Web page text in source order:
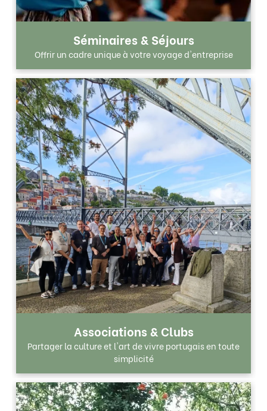
Séminaires & Séjours
Offrir un cadre unique à votre voyage d'entreprise
Associations & Clubs
Partager la culture et l'art de vivre portugais en toute
simplicité